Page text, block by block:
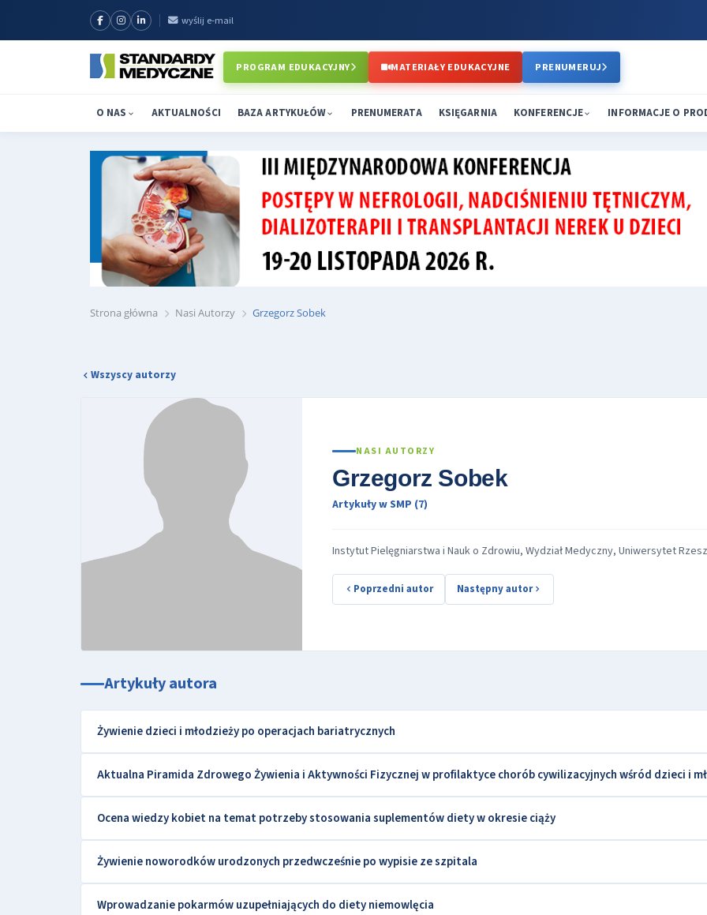
wyślij e-mail
PROGRAM EDUKACYJNY MATERIAŁY EDUKACYJNE PRENUMERUJ
O NAS AKTUALNOŚCI BAZA ARTYKUŁÓW PRENUMERATA KSIĘGARNIA KONFERENCJE INFORMACJE O
Strona główna Nasi Autorzy Grzegorz Sobek
Wszyscy autorzy
NASI AUTORZY
Grzegorz Sobek
Artykuły w SMP (7)
Instytut Pielęgniarstwa i Nauk o Zdrowiu, Wydział Medyczny, Uniwersytet
Poprzedni autor Następny autor
Artykuły autora
Żywienie dzieci i młodzieży po operacjach bariatrycznych
Aktualna Piramida Zdrowego Żywienia i Aktywności Fizycznej w profilaktyce chorób cywilizacyjnych wśród dzieci i
Ocena wiedzy kobiet na temat potrzeby stosowania suplementów diety w okresie ciąży
Żywienie noworodków urodzonych przedwcześnie po wypisie ze szpitala
Wprowadzanie pokarmów uzupełniających do diety niemowlęcia